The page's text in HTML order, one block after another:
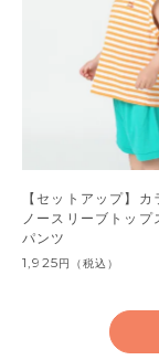
【セットアップ】
ノースリーブトップ
パンツ
1,925円 （税込）